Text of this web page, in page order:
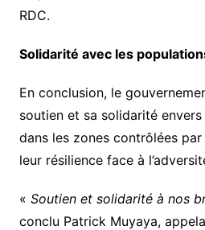
RDC.
Solidarité avec les
En conclusion, le
soutien et sa solidarité
dans les zones contrôlées par
leur résilience face à
« Soutien et solidarité à nos
conclu Patrick Muyaya,